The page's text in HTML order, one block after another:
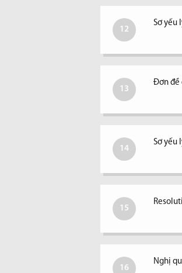
12
Sơ yếu
13
Đơn đề
14
Sơ yếu
15
16
Nghị